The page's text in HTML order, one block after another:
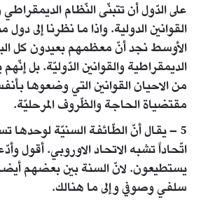
على الدّول أن تتبنّى النّظام
القوانين الدولية. واذا ما نظرنا إلى
الأوسط نجد أنّ معظمهم بعيدون كل
الديمقراطية والقوانين الدّوليّة. بل
من الاحيان القوانين التي وضعوها
مقتضياة الحاجة والظّروف المرحليّة.
5 – يقال أنّ الطّائفة السنيّة لوحدها
اتّحاداً تشبه الاتحاد الاوروبي. أقول
يستطيعون. لانّ السنة بين بعضهم
سلفي وصوفي وإلى ما هنالك.